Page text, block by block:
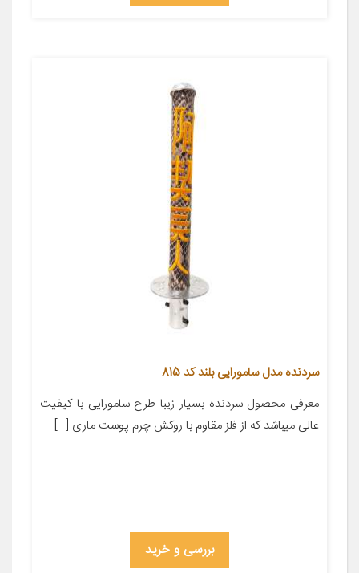
سردنده مدل سامورایی بلند کد 815
معرفی محصول سردنده بسیار زیبا طرح سامورایی با کیفیت
عالی میباشد که از فلز مقاوم با روکش چرم پوست ماری […]
بررسی و خرید